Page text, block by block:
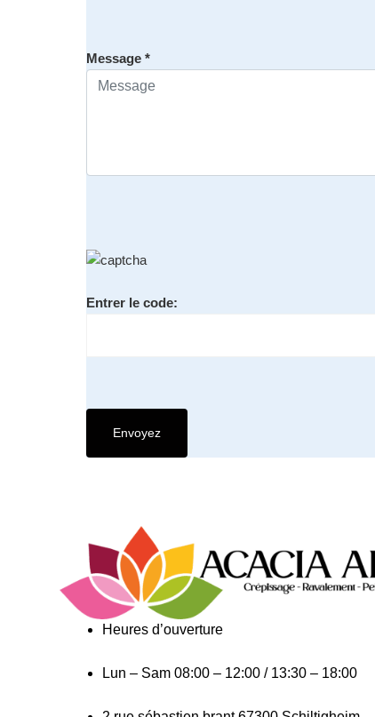
Message *
Entrer le code:
Heures d’ouverture​
Lun – Sam 08:00 – 12:00 / 13:30 – 18:00